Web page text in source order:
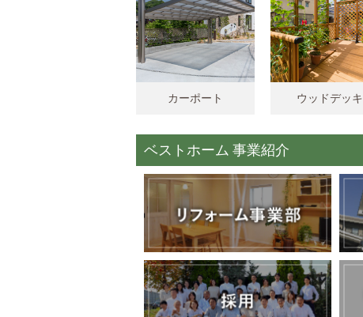
カーポート ウッドデッキ
ベストホーム 事業紹介